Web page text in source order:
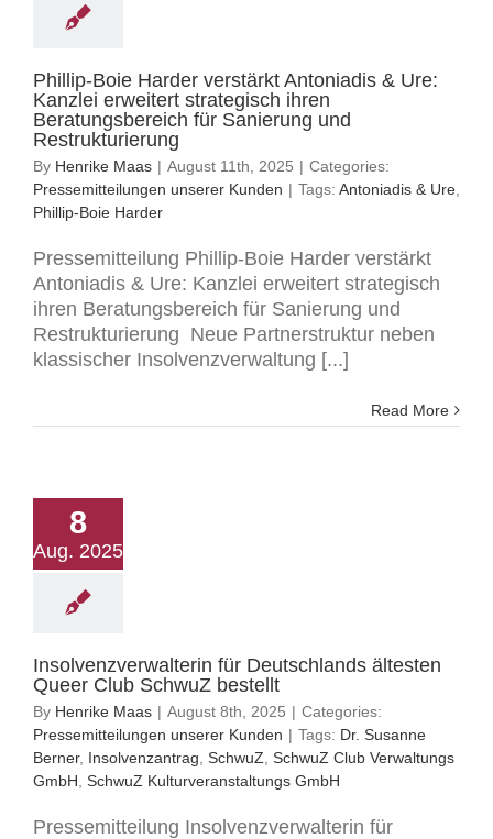
Phillip-Boie Harder verstärkt Antoniadis & Ure:
Kanzlei erweitert strategisch ihren
Beratungsbereich für Sanierung und
Restrukturierung
By Henrike Maas | August 11th, 2025 | Categories:
Pressemitteilungen unserer Kunden | Tags: Antoniadis & Ure
Phillip-Boie Harder
Pressemitteilung Phillip-Boie Harder verstärkt
Antoniadis & Ure: Kanzlei erweitert strategisch
ihren Beratungsbereich für Sanierung und
Restrukturierung Neue Partnerstruktur neben
klassischer Insolvenzverwaltung [...]
Read More
8
Aug. 2025
Insolvenzverwalterin für Deutschlands ältesten
Queer Club SchwuZ bestellt
By Henrike Maas | August 8th, 2025 | Categories:
Pressemitteilungen unserer Kunden | Tags: Dr. Susanne
Berner, Insolvenzantrag SchwuZ SchwuZ Club Verwaltungs
GmbH SchwuZ Kulturveranstaltungs GmbH
Pressemitteilung Insolvenzverwalterin für